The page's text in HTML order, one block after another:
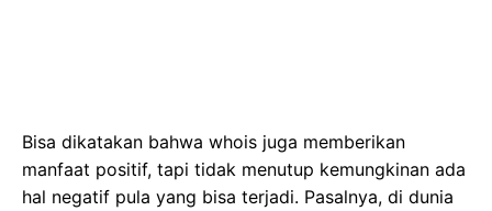
Bisa dikatakan bahwa whois juga memberikan
manfaat positif, tapi tidak menutup kemungkinan ada
hal negatif pula yang bisa terjadi. Pasalnya, di dunia